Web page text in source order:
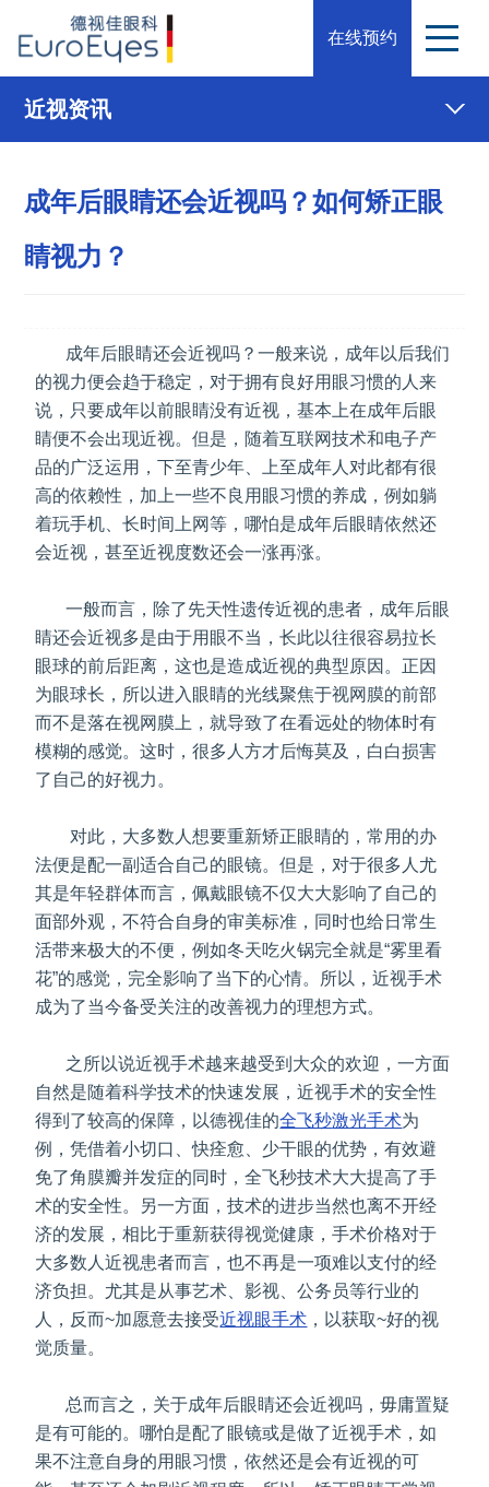
在线预约
近视资讯
成年后眼睛还会近视吗？如何矫正眼
睛视力？
成年后眼睛还会近视吗？一般来说，成年以后我们
的视力便会趋于稳定，对于拥有良好用眼习惯的人来
说，只要成年以前眼睛没有近视，基本上在成年后眼
睛便不会出现近视。但是，随着互联网技术和电子产
品的广泛运用，下至青少年、上至成年人对此都有很
高的依赖性，加上一些不良用眼习惯的养成，例如躺
着玩手机、长时间上网等，哪怕是成年后眼睛依然还
会近视，甚至近视度数还会一涨再涨。
一般而言，除了先天性遗传近视的患者，成年后眼
睛还会近视多是由于用眼不当，长此以往很容易拉长
眼球的前后距离，这也是造成近视的典型原因。正因
为眼球长，所以进入眼睛的光线聚焦于视网膜的前部
而不是落在视网膜上，就导致了在看远处的物体时有
模糊的感觉。这时，很多人方才后悔莫及，白白损害
了自己的好视力。
对此，大多数人想要重新矫正眼睛的，常用的办
法便是配一副适合自己的眼镜。但是，对于很多人尤
其是年轻群体而言，佩戴眼镜不仅大大影响了自己的
面部外观，不符合自身的审美标准，同时也给日常生
活带来极大的不便，例如冬天吃火锅完全就是“雾里看
花”的感觉，完全影响了当下的心情。所以，近视手术
成为了当今备受关注的改善视力的理想方式。
之所以说近视手术越来越受到大众的欢迎，一方面
自然是随着科学技术的快速发展，近视手术的安全性
得到了较高的保障，以德视佳的全飞秒激光手术为
例，凭借着小切口、快痊愈、少干眼的优势，有效避
免了角膜瓣并发症的同时，全飞秒技术大大提高了手
术的安全性。另一方面，技术的进步当然也离不开经
济的发展，相比于重新获得视觉健康，手术价格对于
大多数人近视患者而言，也不再是一项难以支付的经
济负担。尤其是从事艺术、影视、公务员等行业的
人，反而~加愿意去接受近视眼手术 ，以获取~好的视
觉质量。
总而言之，关于成年后眼睛还会近视吗，毋庸置疑
是有可能的。哪怕是配了眼镜或是做了近视手术，如
果不注意自身的用眼习惯，依然还是会有近视的可